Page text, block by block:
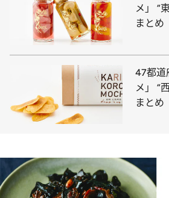
メ」 “
まとめ
47都道
メ」 “
まとめ